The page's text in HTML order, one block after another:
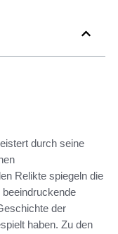
durch seine
Relikte spiegeln die
beeindruckende
der
haben. Zu den